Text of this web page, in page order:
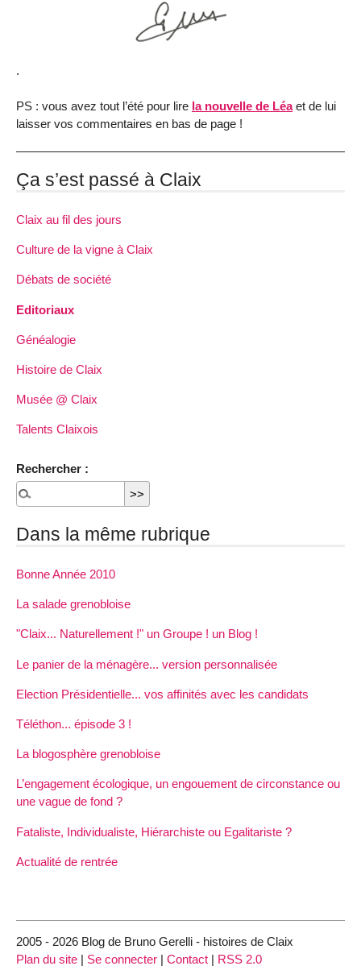
.
PS : vous avez tout l’été pour lire la nouvelle de Léaet de lui
laisser vos commentaires en bas de page !
Ça s’est passé à Claix
Claix au fil des jours
Culture de la vigne à Claix
Débats de société
Editoriaux
Généalogie
Histoire de Claix
Musée @ Claix
Talents Claixois
Rechercher :
Dans la même rubrique
Bonne Année 2010
La salade grenobloise
"Claix... Naturellement !" un Groupe ! un Blog !
Le panier de la ménagère... version personnalisée
Election Présidentielle... vos affinités avec les candidats
Téléthon... épisode 3 !
La blogosphère grenobloise
L’engagement écologique, un engouement de circonstance ou
une vague de fond ?
Fataliste, Individualiste, Hiérarchiste ou Egalitariste ?
Actualité de rentrée
2005 - 2026 Blog de Bruno Gerelli - histoires de Claix
Plan du site | Se connecter | Contact | RSS 2.0